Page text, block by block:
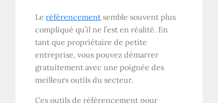
Leréférencement semble souvent plus
compliqué qu’il ne l’est en réalité. En
tant que propriétaire de petite
entreprise, vous pouvez démarrer
gratuitement avec une poignée des
meilleurs outils du secteur.
Ces outils de référencement pour